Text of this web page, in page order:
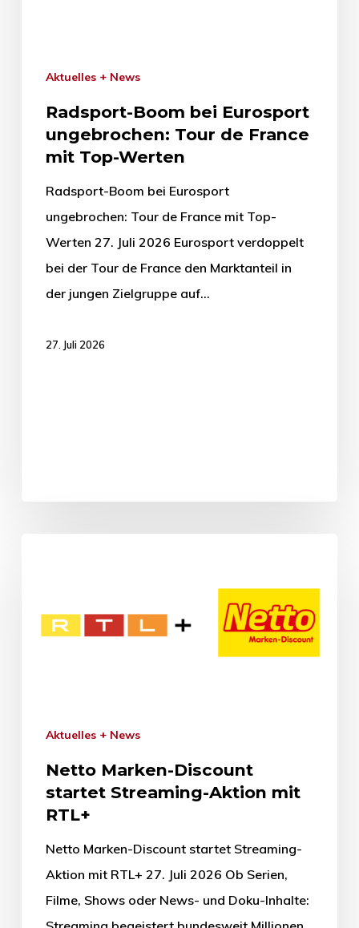
Aktuelles + News
Radsport-Boom bei Eurosport
ungebrochen: Tour de France
mit Top-Werten
Radsport-Boom bei Eurosport
ungebrochen: Tour de France mit Top-
Werten 27. Juli 2026 Eurosport verdoppelt
bei der Tour de France den Marktanteil in
der jungen Zielgruppe auf…
27. Juli 2026
Aktuelles + News
Netto Marken-Discount
startet Streaming-Aktion mit
RTL+
Netto Marken-Discount startet Streaming-
Aktion mit RTL+ 27. Juli 2026 Ob Serien,
Filme, Shows oder News- und Doku-Inhalte: